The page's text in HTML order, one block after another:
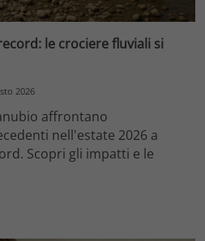
le crociere fluviali si
2026
affrontano
nell'estate 2026 a
Scopri gli impatti e le